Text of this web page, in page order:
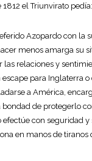
el Triunvirato pedía:
Azopardo con la
menos amarga su
relaciones y
para Inglaterra
a América,
de protegerlo
efectúe con seguridad y
en manos de